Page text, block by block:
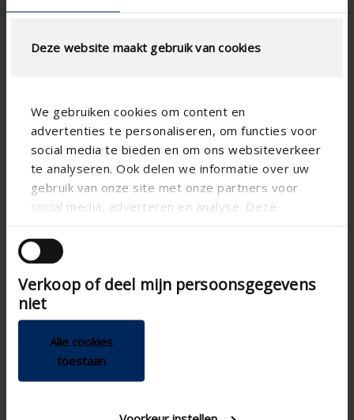
Deze website maakt gebruik van cookies
We gebruiken cookies om content en
advertenties te personaliseren, om functies voor
social media te bieden en om ons websiteverkeer
te analyseren. Ook delen we informatie over uw
gebruik van onze site met onze partners voor
social media, adverteren en analyse. Deze
andere informatie die u aan ze heeft verstrekt of
die ze hebben verzameld op basis van uw gebruik
van hun services.
Verkoop of deel mijn persoonsgegevens
niet
Alle cookies
toestaan
Technical Specifications
Physical Free Passage (%)
32
slat step (mm)
66
technical.standaardgaastype
-
technical.ip_klasse
Total louvre depth (mm)
CE coefficient
K-factor (discharge)
-